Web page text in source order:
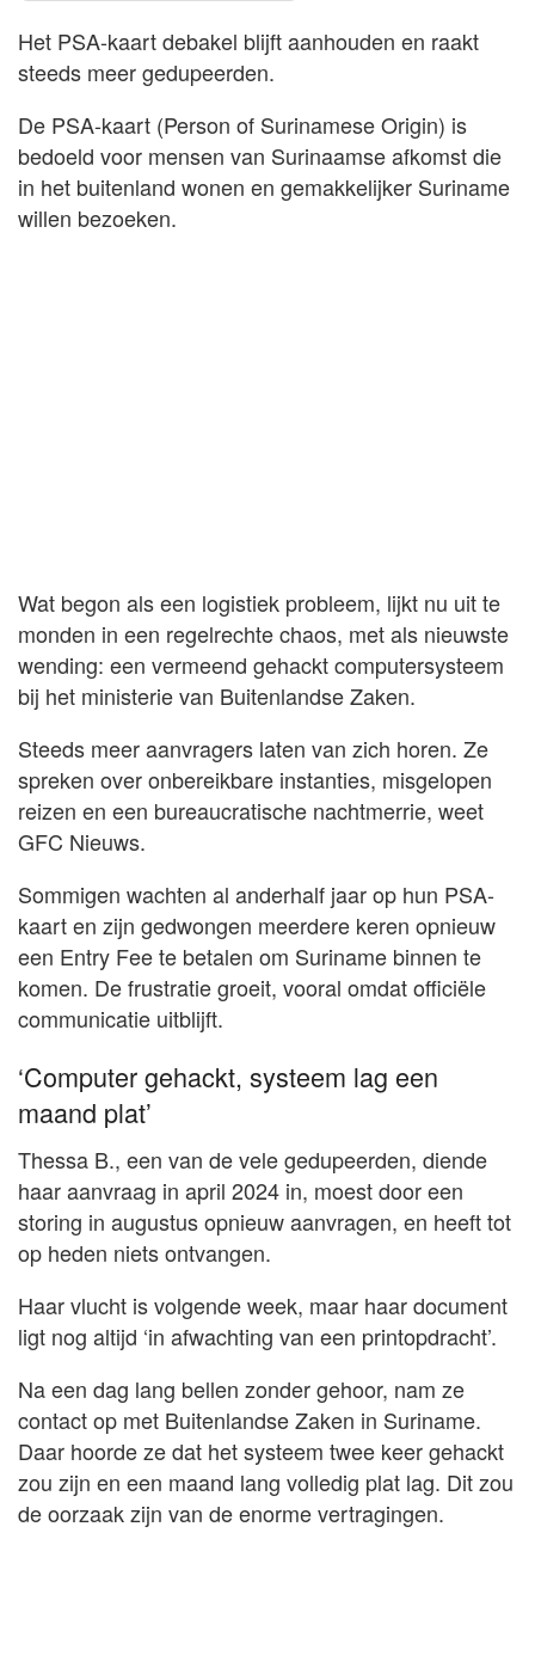
Het PSA-kaart debakel blijft aanhouden en raakt
steeds meer gedupeerden.
De PSA-kaart (Person of Surinamese Origin) is
bedoeld voor mensen van Surinaamse afkomst die
in het buitenland wonen en gemakkelijker Suriname
willen bezoeken.
Wat begon als een logistiek probleem, lijkt nu uit te
monden in een regelrechte chaos, met als nieuwste
wending: een vermeend gehackt computersysteem
bij het ministerie van Buitenlandse Zaken.
Steeds meer aanvragers laten van zich horen. Ze
spreken over onbereikbare instanties, misgelopen
reizen en een bureaucratische nachtmerrie, weet
GFC Nieuws.
Sommigen wachten al anderhalf jaar op hun PSA-
kaart en zijn gedwongen meerdere keren opnieuw
een Entry Fee te betalen om Suriname binnen te
komen. De frustratie groeit, vooral omdat officiële
communicatie uitblijft.
‘Computer gehackt, systeem lag een
maand plat’
Thessa B., een van de vele gedupeerden, diende
haar aanvraag in april 2024 in, moest door een
storing in augustus opnieuw aanvragen, en heeft tot
op heden niets ontvangen.
Haar vlucht is volgende week, maar haar document
ligt nog altijd ‘in afwachting van een printopdracht’.
Na een dag lang bellen zonder gehoor, nam ze
contact op met Buitenlandse Zaken in Suriname.
Daar hoorde ze dat het systeem twee keer gehackt
zou zijn en een maand lang volledig plat lag. Dit zou
de oorzaak zijn van de enorme vertragingen.